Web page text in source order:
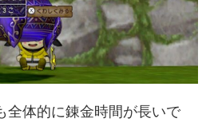
全体的に錬金時間が長いで